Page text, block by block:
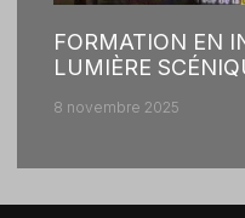
FORMATION EN
LUMIÈRE
8 novembre 2025